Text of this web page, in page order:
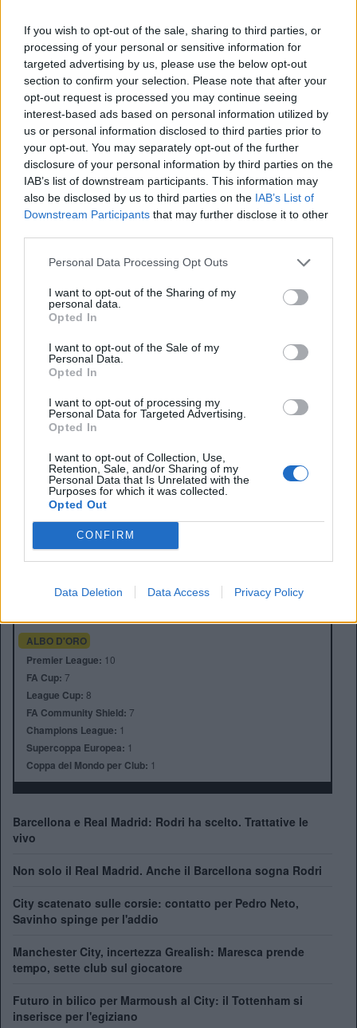
If you wish to opt-out of the sale, sharing to third parties, or
processing of your personal or sensitive information for
targeted advertising by us, please use the below opt-out
section to confirm your selection. Please note that after your
opt-out request is processed you may continue seeing
interest-based ads based on personal information utilized by
us or personal information disclosed to third parties prior to
your opt-out. You may separately opt-out of the further
disclosure of your personal information by third parties on the
IAB’s list of downstream participants. This information may
also be disclosed by us to third parties on the IAB’s List of
Downstream Participants that may further disclose it to other
Personal Data Processing Opt Outs
I want to opt-out of the Sharing of my
personal data.
Opted In
I want to opt-out of the Sale of my
Personal Data.
Opted In
I want to opt-out of processing my
Personal Data for Targeted Advertising.
Opted In
I want to opt-out of Collection, Use,
Retention, Sale, and/or Sharing of my
Personal Data that Is Unrelated with the
Purposes for which it was collected.
Opted Out
CONFIRM
Data Deletion Data Access Privacy Policy
pazzesco: tutti a vedermi, a conoscermi, ad incontrarmi. E’
meraviglioso”.
fonte: tuttomercatoweb
Anno di Fondazione: 1880 come St Mark's
Stadio:Etihad Stadium (47.405)
Presidente: Khaldoon Al Mubarak
ALBO D'ORO
Premier League: 10
FA Cup: 7
League Cup: 8
FA Community Shield: 7
Champions League: 1
Supercoppa Europea: 1
Coppa del Mondo per Club: 1
Barcellona e Real Madrid: Rodri ha scelto. Trattative le
vivo
Non solo il Real Madrid. Anche il Barcellona sogna Rodri
City scatenato sulle corsie: contatto per Pedro Neto,
Savinho spinge per l'addio
Manchester City, incertezza Grealish: Maresca prende
tempo, sette club sul giocatore
Futuro in bilico per Marmoush al City: il Tottenham si
inserisce per l'egiziano